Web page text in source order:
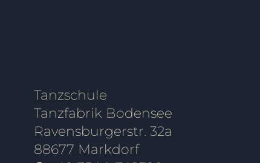
Tanzschule
Tanzfabrik Bodensee
Ravensburgerstr. 32a
88677 Markdorf